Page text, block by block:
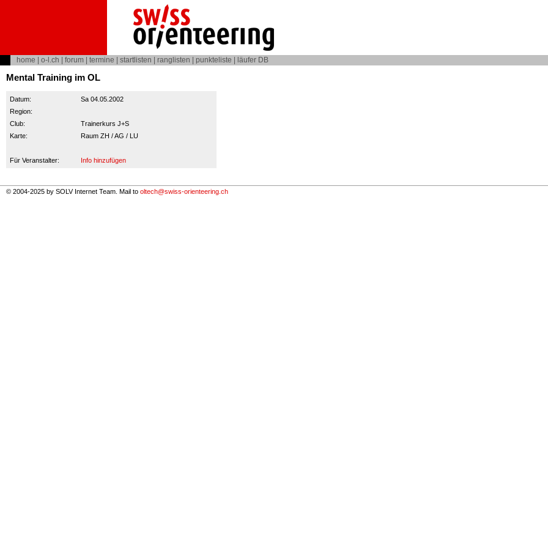
home o-l.ch forum termine startlisten ranglisten punkteliste läufer DB
Mental Training im OL
Datum:
Sa 04.05.2002
Region:
Club:
Trainerkurs J+S
Karte:
Raum ZH / AG / LU
Für Veranstalter: Info hinzufügen
© 2004-2025 by SOLV Internet Team. Mail to oltech@swiss-orienteering.ch